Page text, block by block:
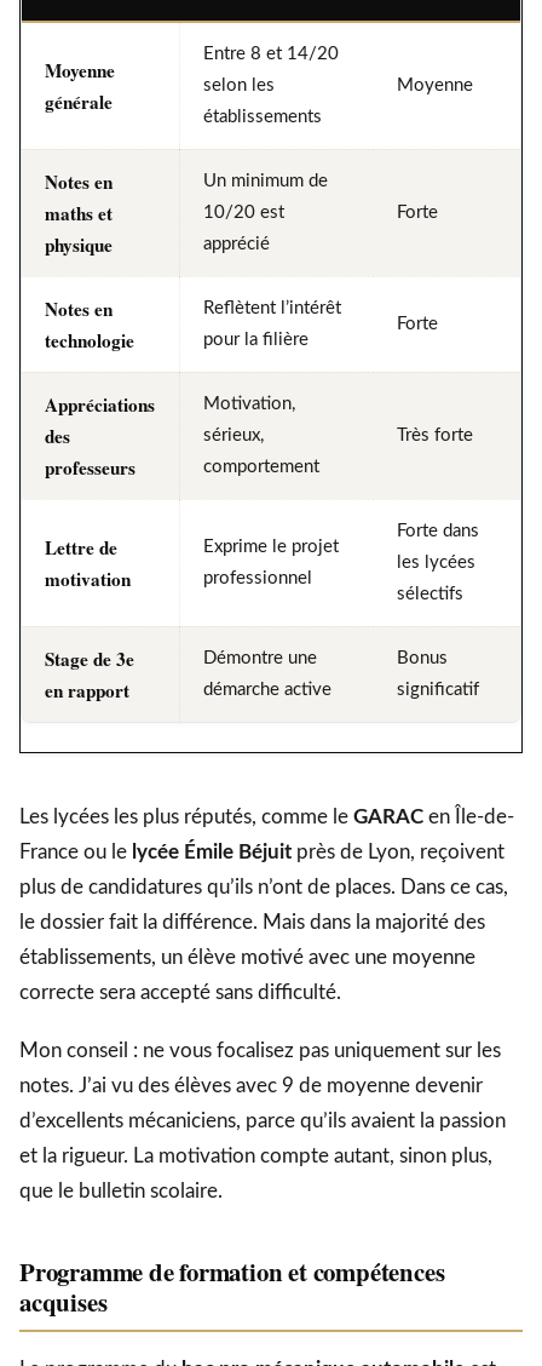
Moyenne
générale
Entre 8 et 14/20
selon les
établissements
Moyenne
Notes en
maths et
physique
Un minimum de
10/20 est
apprécié
Forte
Notes en
technologie
Reflètent l’intérêt
pour la filière
Forte
Appréciations
des
professeurs
Motivation,
sérieux,
comportement
Très forte
Lettre de
motivation
Exprime le projet
professionnel
Forte dans
les lycées
sélectifs
Stage de 3e
en rapport
Démontre une
démarche active
Bonus
significatif
Les lycées les plus réputés, comme le GARAC en Île-de-
France ou le lycée Émile Béjuit près de Lyon, reçoivent
plus de candidatures qu’ils n’ont de places. Dans ce cas,
le dossier fait la différence. Mais dans la majorité des
établissements, un élève motivé avec une moyenne
correcte sera accepté sans difficulté.
Mon conseil : ne vous focalisez pas uniquement sur les
notes. J’ai vu des élèves avec 9 de moyenne devenir
d’excellents mécaniciens, parce qu’ils avaient la passion
et la rigueur. La motivation compte autant, sinon plus,
que le bulletin scolaire.
Programme de formation et compétences
acquises